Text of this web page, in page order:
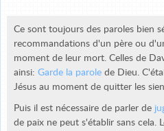
Ce sont toujours des paroles bien
recommandations d'un père ou
moment de leur mort. Celles de
ainsi: Garde la parole de Dieu.
Jésus au moment de quitter les
Puis il est nécessaire de parler de
de paix ne peut s'établir sans cela.